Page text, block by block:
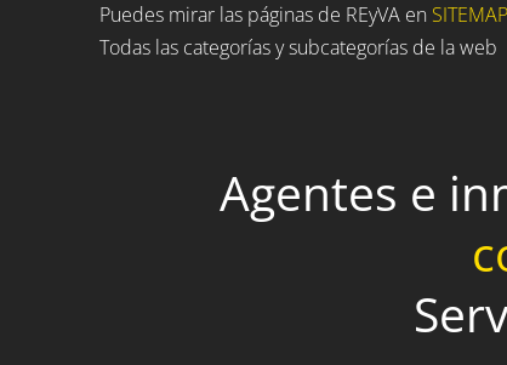
Puedes mirar las páginas de REyVA en SITEMAP
Todas las categorías y subcategorías de la web
Agentes e